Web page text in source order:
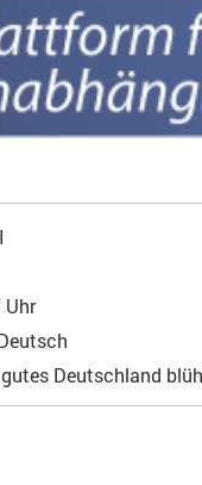
Uhr
Deutschland